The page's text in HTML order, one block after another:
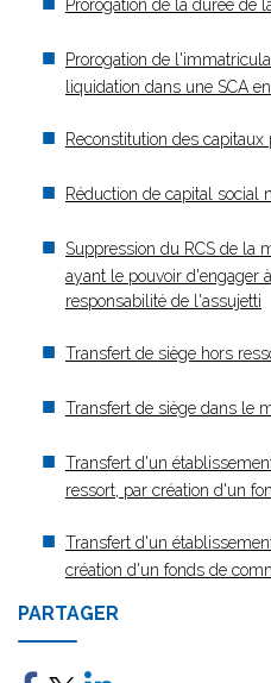
Prorogation de la durée de
Prorogation de
liquidation dans une SCA
Reconstitution des capitaux
Réduction de capital social
Suppression du RCS de la
ayant le pouvoir d'engager
responsabilité de l'assujetti
Transfert de siège hors
Transfert de siège dans le
Transfert d'un
ressort, par création d'un
Transfert d'un
création d'un fonds de
PARTAGER